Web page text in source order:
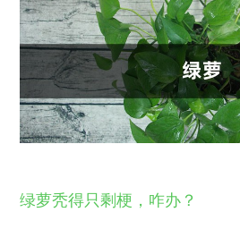
绿萝秃得只剩梗，咋办？